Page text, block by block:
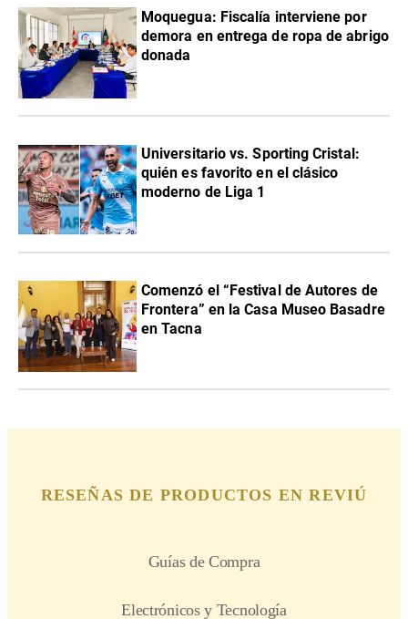
Moquegua: Fiscalía interviene por
demora en entrega de ropa de abrigo
donada
Universitario vs. Sporting Cristal:
quién es favorito en el clásico
moderno de Liga 1
Comenzó el “Festival de Autores de
Frontera” en la Casa Museo Basadre
en Tacna